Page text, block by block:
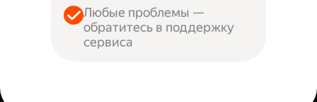
Любые проблемы —
обратитесь в поддержку
сервиса